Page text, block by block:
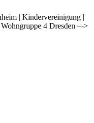
| Kindervereinigung |
4 Dresden –->